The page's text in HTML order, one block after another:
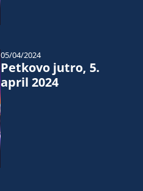
Petkovo jutro, 5.
april 2024
05/04/2024